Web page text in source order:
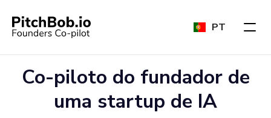
PT
Co-piloto do fundador de
uma startup de IA